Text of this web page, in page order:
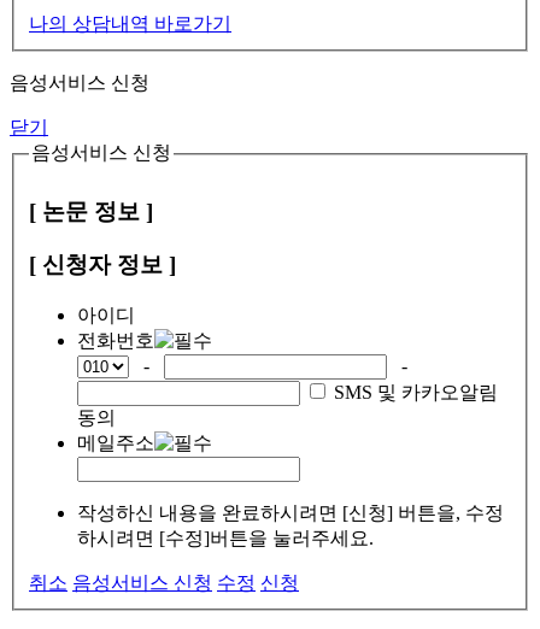
나의 상담내역 바로가기
음성서비스 신청
닫기
음성서비스 신청
[ 논문 정보 ]
[ 신청자 정보 ]
아이디
전화번호
-
-
SMS 및 카카오알림
동의
메일주소
작성하신 내용을 완료하시려면 [신청] 버튼을, 수정
하시려면 [수정]버튼을 눌러주세요.
취소 음성서비스 신청 수정 신청